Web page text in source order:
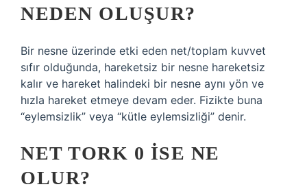
NEDEN OLUŞUR?
Bir nesne üzerinde etki eden net/toplam kuvvet
sıfır olduğunda, hareketsiz bir nesne hareketsiz
kalır ve hareket halindeki bir nesne aynı yön ve
hızla hareket etmeye devam eder. Fizikte buna
“eylemsizlik” veya “kütle eylemsizliği” denir.
NET TORK 0 ISE NE
OLUR?